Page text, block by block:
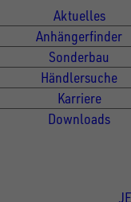
Aktuelles
Anhängerfinder
Sonderbau
Händlersuche
Karriere
Downloads